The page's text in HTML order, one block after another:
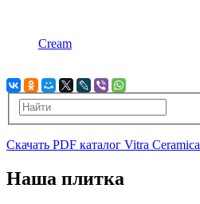
Cream
Скачать PDF каталог Vitra Ceramica
Наша плитка